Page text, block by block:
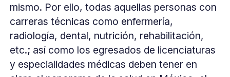
mismo. Por ello, todas aquellas personas con
carreras técnicas como enfermería,
radiología, dental, nutrición, rehabilitación,
etc.; así como los egresados de licenciaturas
y especialidades médicas deben tener en